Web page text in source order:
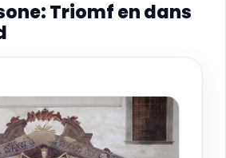
Triomf en dans